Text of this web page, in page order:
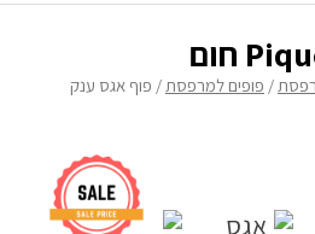
לריהוט גן
זולה
גן
/ פופים למרפסת/ פוף אגס ענק